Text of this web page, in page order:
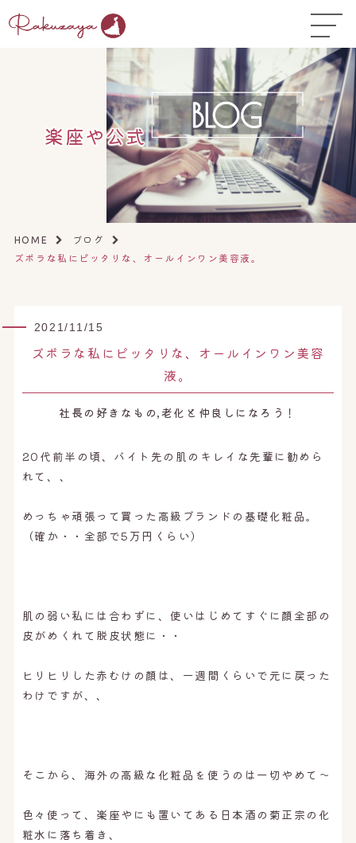
TOP
はじめての方へ
お悩み温活ガイド ▼
店舗一覧▼
オンラインストア▼
開業サポート▼
楽座や公式
HOME
ブログ
ズボラな私にピッタリな、オールインワン美容液。
2021/11/15
ズボラな私にピッタリな、オールインワン美容
液。
社長の好きなもの,老化と仲良しになろう！
20代前半の頃、バイト先の肌のキレイな先輩に勧めら
れて、、
めっちゃ頑張って買った高級ブランドの基礎化粧品。
（確か・・全部で5万円くらい）
肌の弱い私には合わずに、使いはじめてすぐに顔全部の
皮がめくれて脱皮状態に・・
ヒリヒリした赤むけの顔は、一週間くらいで元に戻った
わけですが、、
そこから、海外の高級な化粧品を使うのは一切やめて〜
色々使って、楽座やにも置いてある日本酒の菊正宗の化
粧水に落ち着き、